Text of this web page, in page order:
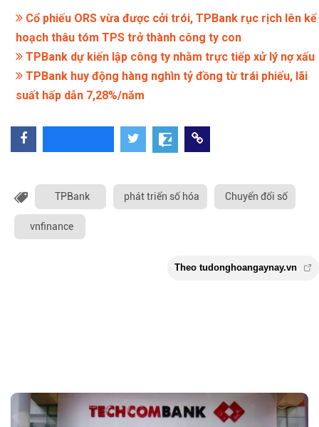
Cổ phiếu ORS vừa được cởi trói, TPBank rục rịch lên kế
hoạch thâu tóm TPS trở thành công ty con
TPBank dự kiến lập công ty nhằm trực tiếp xử lý nợ xấu
TPBank huy động hàng nghìn tỷ đồng từ trái phiếu, lãi
suất hấp dẫn 7,28%/năm
TPBank phát triển số hóa Chuyển đổi số
vnfinance